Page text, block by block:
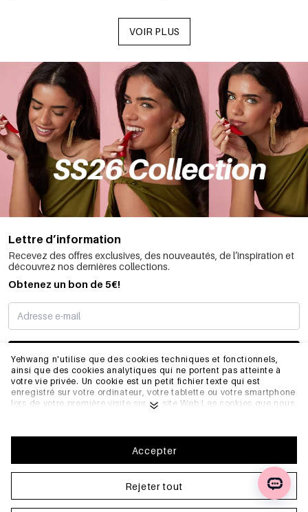
Yehwang n'utilise que des cookies techniques et fonctionnels,
ainsi que des cookies analytiques qui ne portent pas atteinte à
votre vie privée. Un cookie est un petit fichier texte qui est
enregistré sur votre ordinateur, votre tablette ou votre smartphone
lors de votre première visite sur ce site Web.Les cookies que nous
fonctionner correctement et de se souvenir, par exemple, de vos
préférences. Ils nous permettent également d'optimiser notre site
web.Pour vous assurer une bonne expérience de navigation et
d'achat sur Yehwang, nous vous recommandons d'accepter notre
désinscrire des cookies en ajustant les paramètres de votre
navigateur internet afin qu'il ne stocke plus les cookies. Vous
Rejeter tout
Accepter
VOIR PLUS
Lettre d’information
Recevez des offres exclusives, des nouveautés, de l’inspiration et
découvrez nos dernières collections.
Obtenez un bon de 5€!
JE M’INSCRIS
INFORMATIONS